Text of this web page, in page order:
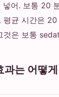
어. 보통 20
평균 시간은
것은 보통
과는 어떻